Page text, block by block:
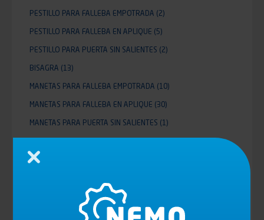
PESTILLO PARA FALLEBA EMPOTRADA (2)
PESTILLO PARA FALLEBA EN APLIQUE (5)
PESTILLO PARA PUERTA SIN SALIENTES (2)
BISAGRA (13)
MANETAS PARA FALLEBA EMPOTRADA (10)
MANETAS PARA FALLEBA EN APLIQUE (30)
MANETAS PARA PUERTA SIN SALIENTES (1)
SIDE DOOR
ELEVADORES DE MAMPARA (36)